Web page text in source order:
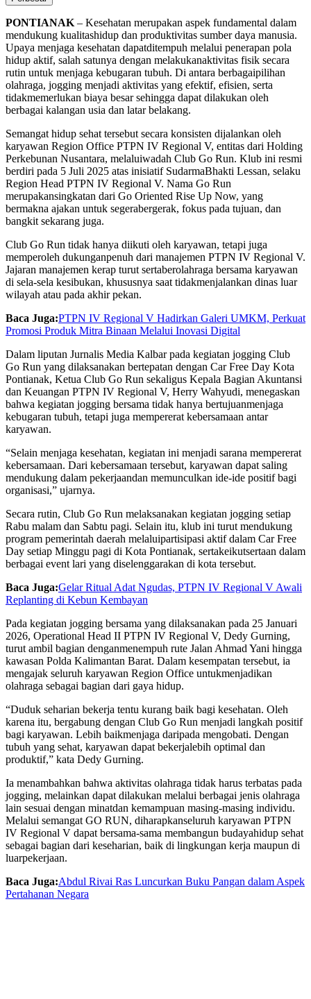
PONTIANAK – Kesehatan merupakan aspek fundamental dalam
mendukung kualitashidup dan produktivitas sumber daya manusia.
Upaya menjaga kesehatan dapatditempuh melalui penerapan pola
hidup aktif, salah satunya dengan melakukanaktivitas fisik secara
rutin untuk menjaga kebugaran tubuh. Di antara berbagaipilihan
olahraga, jogging menjadi aktivitas yang efektif, efisien, serta
tidakmemerlukan biaya besar sehingga dapat dilakukan oleh
berbagai kalangan usia dan latar belakang.
Semangat hidup sehat tersebut secara konsisten dijalankan oleh
karyawan Region Office PTPN IV Regional V, entitas dari Holding
Perkebunan Nusantara, melaluiwadah Club Go Run. Klub ini resmi
berdiri pada 5 Juli 2025 atas inisiatif SudarmaBhakti Lessan, selaku
Region Head PTPN IV Regional V. Nama Go Run
merupakansingkatan dari Go Oriented Rise Up Now, yang
bermakna ajakan untuk segerabergerak, fokus pada tujuan, dan
bangkit sekarang juga.
Club Go Run tidak hanya diikuti oleh karyawan, tetapi juga
memperoleh dukunganpenuh dari manajemen PTPN IV Regional V.
Jajaran manajemen kerap turut sertaberolahraga bersama karyawan
di sela-sela kesibukan, khususnya saat tidakmenjalankan dinas luar
wilayah atau pada akhirpekan.
Baca Juga:PTPN IV Regional V Hadirkan Galeri UMKM, Perkuat
Promosi Produk Mitra Binaan Melalui Inovasi Digital
Dalam liputan Jurnalis Media Kalbar pada kegiatan jogging Club
Go Run yang dilaksanakan bertepatan dengan Car Free Day Kota
Pontianak, Ketua Club Go Run sekaligus Kepala Bagian Akuntansi
dan Keuangan PTPN IV Regional V, Herry Wahyudi, menegaskan
bahwa kegiatan jogging bersama tidak hanya bertujuanmenjaga
kebugaran tubuh, tetapi juga mempererat kebersamaan antar
karyawan.
“Selain menjaga kesehatan, kegiatan ini menjadi sarana mempererat
kebersamaan. Dari kebersamaan tersebut, karyawan dapat saling
mendukung dalam pekerjaandan memunculkan ide-ide positif bagi
organisasi,” ujarnya.
Secara rutin, Club Go Run melaksanakan kegiatan jogging setiap
Rabu malam dan Sabtu pagi. Selain itu, klub ini turut mendukung
program pemerintah daerah melaluipartisipasi aktif dalam Car Free
Day setiap Minggu pagi di Kota Pontianak, sertakeikutsertaan dalam
berbagai event lari yang diselenggarakan di kota tersebut.
Baca Juga:Gelar Ritual Adat Ngudas, PTPN IV Regional V Awali
Replanting di Kebun Kembayan
Pada kegiatan jogging bersama yang dilaksanakan pada 25 Januari
2026, Operational Head II PTPN IV Regional V, Dedy Gurning,
turut ambil bagian denganmenempuh rute Jalan Ahmad Yani hingga
kawasan Polda Kalimantan Barat. Dalam kesempatan tersebut, ia
mengajak seluruh karyawan Region Office untukmenjadikan
olahraga sebagai bagian dari gaya hidup.
“Duduk seharian bekerja tentu kurang baik bagi kesehatan. Oleh
karena itu, bergabung dengan Club Go Run menjadi langkah positif
bagi karyawan. Lebih baikmenjaga daripada mengobati. Dengan
tubuh yang sehat, karyawan dapat bekerjalebih optimal dan
produktif,” kata Dedy Gurning.
Ia menambahkan bahwa aktivitas olahraga tidak harus terbatas pada
jogging, melainkan dapat dilakukan melalui berbagai jenis olahraga
lain sesuai dengan minatdan kemampuan masing-masing individu.
Melalui semangat GO RUN, diharapkanseluruh karyawan PTPN
IV Regional V dapat bersama-sama membangun budayahidup sehat
sebagai bagian dari keseharian, baik di lingkungan kerja maupun di
luarpekerjaan.
Baca Juga:Abdul Rivai Ras Luncurkan Buku Pangan dalam Aspek
Pertahanan Negara